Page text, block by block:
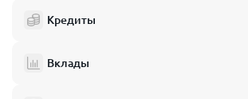
Электросталь
Реутов
Кредиты
Вклады